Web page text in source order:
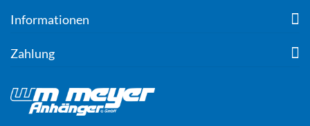
Informationen
Zahlung